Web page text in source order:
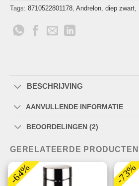
Tags: 8710522801178, Andrelon, diep zwart,
BESCHRIJVING
AANVULLENDE INFORMATIE
BEOORDELINGEN (2)
GERELATEERDE PRODUCTEN
-64% -73%